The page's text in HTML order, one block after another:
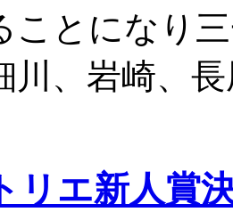
ことになり
川、岩崎、
リエ新人賞